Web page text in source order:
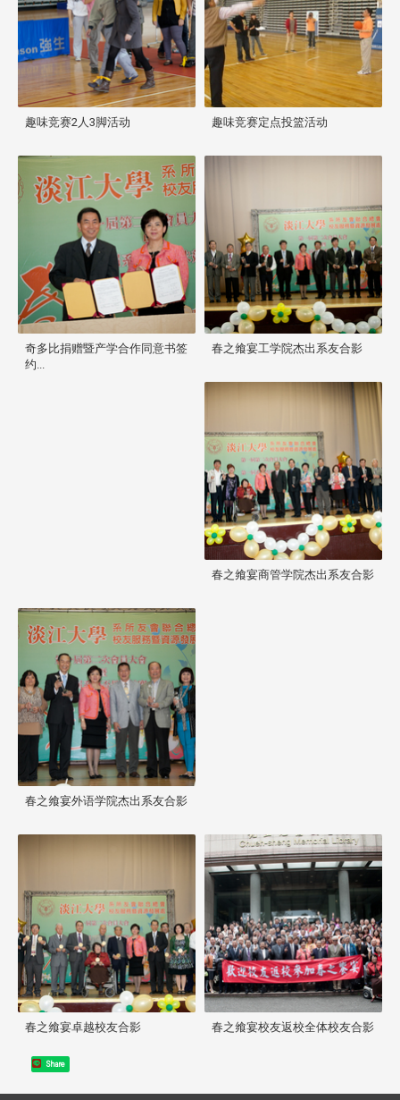
趣味竞赛2人3脚活动 趣味竞赛定点投篮活动
奇多比捐赠暨产学合作同意书签
约...
春之飨宴工学院杰出系友合影
春之飨宴商管学院杰出系友合影
春之飨宴外语学院杰出系友合影
春之飨宴卓越校友合影 春之飨宴校友返校全体校友合影
Share